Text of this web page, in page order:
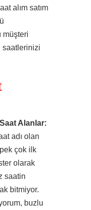
alım satım
müşteri
saatlerinizi
Alanlar:
adı olan
pek çok ilk
olarak
saatin
bitmiyor.
buzlu